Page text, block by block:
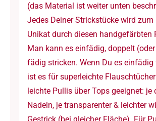
(das Material ist weiter unten
Jedes Deiner Strickstücke wird zum
Unikat durch diesen handgefärbten
Man kann es einfädig, doppelt
fädig stricken. Wenn Du es einfädig
ist es für superleichte
leichte Pullis über Tops geeignet: je
Nadeln, je transparenter & leichter